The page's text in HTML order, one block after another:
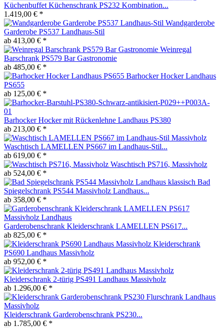
Küchenbuffet Küchenschrank PS232 Kombination...
1.419,00 € *
Wandgarderobe
Garderobe PS537 Landhaus-Stil
ab 413,00 € *
Weinregal
Barschrank PS579 Bar Gastronomie
ab 485,00 € *
Barhocker Hocker Landhaus
PS655
ab 125,00 € *
Barhocker Hocker mit Rückenlehne Landhaus PS380
ab 213,00 € *
Waschtisch LAMELLEN PS667 im Landhaus-Stil...
ab 619,00 € *
Waschtisch PS716, Massivholz
ab 524,00 € *
Bad
Spiegelschrank PS544 Massivholz Landhaus...
ab 358,00 € *
Garderobenschrank Kleiderschrank LAMELLEN PS617...
ab 825,00 € *
Kleiderschrank
PS690 Landhaus Massivholz
ab 952,00 € *
Kleiderschrank 2-türig PS491 Landhaus Massivholz
ab 1.296,00 € *
Kleiderschrank Garderobenschrank PS230...
ab 1.785,00 € *